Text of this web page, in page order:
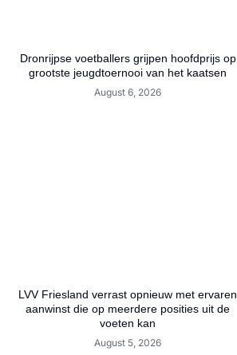
Dronrijpse voetballers grijpen hoofdprijs op
grootste jeugdtoernooi van het kaatsen
August 6, 2026
LVV Friesland verrast opnieuw met ervaren
aanwinst die op meerdere posities uit de
voeten kan
August 5, 2026